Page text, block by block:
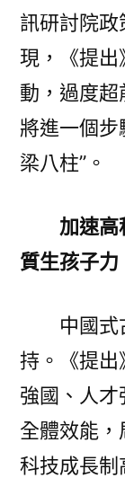
訊研討院
現，《提出
動，過度超
將進一個步
梁八柱”。
加速高
質生孩子力
中國式古
持。《提出
強國、人
全體效能
科技成長制